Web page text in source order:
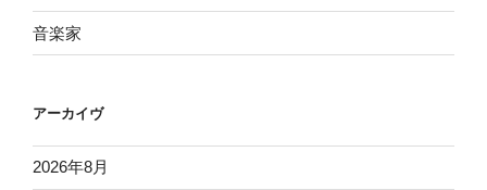
音楽家
アーカイヴ
2026年8月